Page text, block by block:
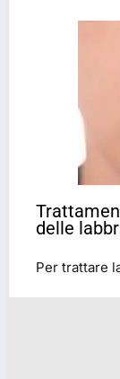
delle
Per trattare